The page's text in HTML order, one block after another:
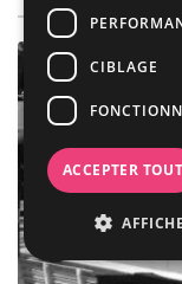
CIBLAGE
ACCEPTER TOUT